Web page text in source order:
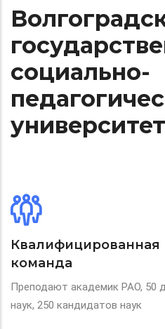
социально-
университет
Квалифицированная
команда
Преподают академик РАО, 50
наук, 250 кандидатов наук